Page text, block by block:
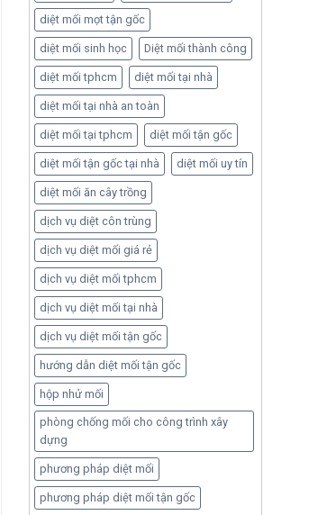
diệt mối mọt tận gốc
diệt mối sinh học Diệt mối thành công
diệt mối tphcm diệt mối tại nhà
diệt mối tại nhà an toàn
diệt mối tại tphcm diệt mối tận gốc
diệt mối tận gốc tại nhà diệt mối uy tín
diệt mối ăn cây trồng
dịch vụ diệt côn trùng
dịch vụ diệt mối giá rẻ
dịch vụ diệt mối tphcm
dịch vụ diệt mối tại nhà
dịch vụ diệt mối tận gốc
hướng dẫn diệt mối tận gốc
hộp nhử mối
phòng chống mối cho công trình xây
dựng
phương pháp diệt mối
phương pháp diệt mối tận gốc